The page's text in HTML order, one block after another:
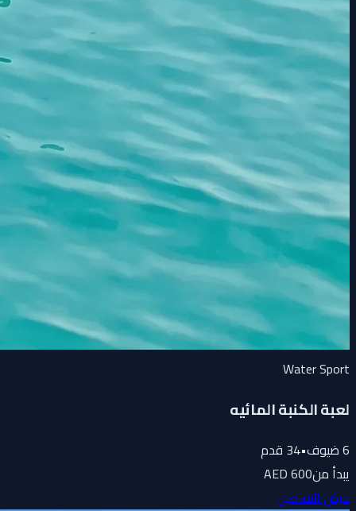
Water Sport
لعبة الكنبة المائيه
ضيوف•
34 قدم
يبدأ من600 AED
عرض التفاصيل